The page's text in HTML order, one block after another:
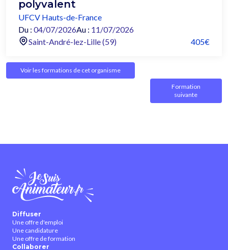
polyvalent
UFCV Hauts-de-France
Du : 04/07/2026Au : 11/07/2026
Saint-André-lez-Lille (59)
405€
Voir les formations de cet organisme
Formation
suivante
Diffuser
Une offre d'emploi
Une candidature
Une offre de formation
Collaborer